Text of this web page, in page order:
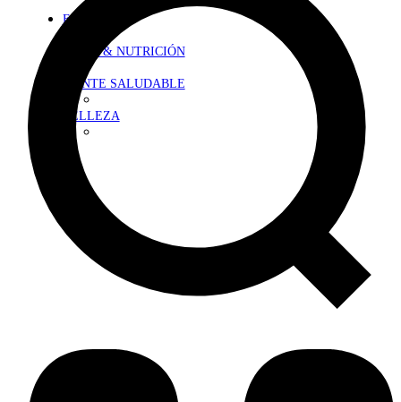
EN FORMA
DIETA & NUTRICIÓN
MENTE SALUDABLE
BELLEZA